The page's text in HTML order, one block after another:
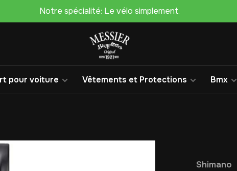
Notre spécialité: Le vélo simplement.
pour voiture Vêtements et Protections Bmx
Shimano